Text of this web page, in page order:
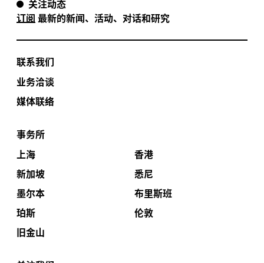
关注动态
订阅 最新的新闻、活动、对话和研究
联系我们
业务洽谈
媒体联络
事务所
上海
香港
新加坡
悉尼
墨尔本
布里斯班
珀斯
伦敦
旧金山